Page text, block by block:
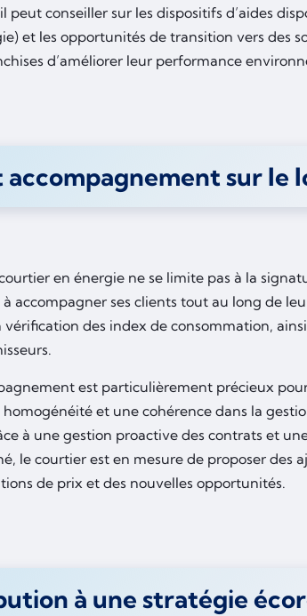
peut conseiller sur les dispositifs d’aides
et les opportunités de transition vers des
d’améliorer leur performance
accompagnement sur le
en énergie ne se limite pas à la
à accompagner ses clients tout au long de
vérification des index de consommation,
est particulièrement précieux
et une cohérence dans la
à une gestion proactive des contrats et
le courtier est en mesure de proposer des
de prix et des nouvelles opportunités.
à une stratégie